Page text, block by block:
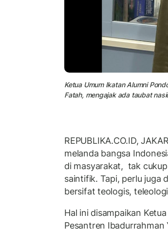
Ketua Umum Ikatan Alumni
Fatah, mengajak ada taubat
REPUBLIKA.CO.ID,
melanda bangsa
di masyarakat, tak
saintifik. Tapi, perlu juga
bersifat teologis,
Hal ini disampaikan
Pesantren Ibadurrahman